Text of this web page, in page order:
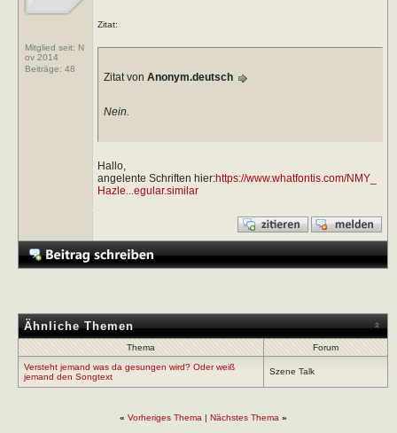
Mitglied seit: N
ov 2014
Beiträge: 48
Zitat:
Zitat von Anonym.deutsch
Nein.
Hallo,
angelente Schriften hier:https://www.whatfontis.com/NMY_
Hazle...egular.similar
Ähnliche Themen
Thema
Forum
Versteht jemand was da gesungen wird? Oder weiß
jemand den Songtext
Szene Talk
« Vorheriges Thema | Nächstes Thema »